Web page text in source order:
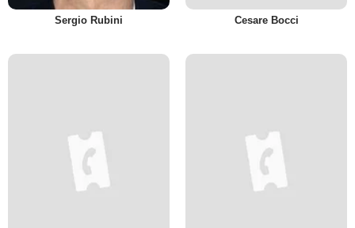
Sergio Rubini Cesare Bocci